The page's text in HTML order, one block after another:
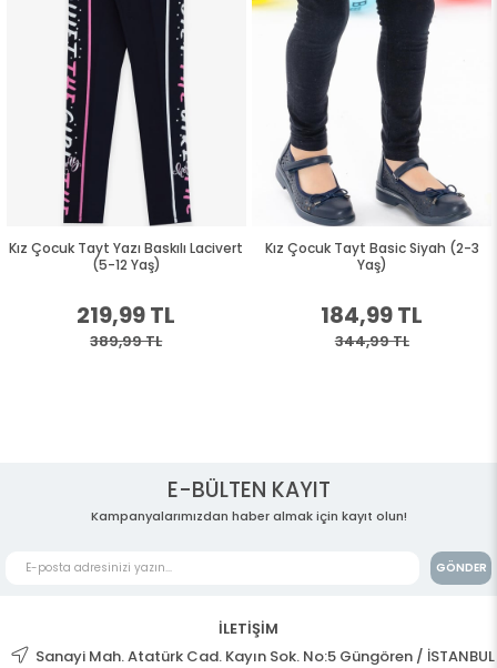
Kız Çocuk Tayt Yazı Baskılı Lacivert
(5-12 Yaş)
219,99 TL
389,99 TL
Kız Çocuk Tayt Basic Siyah (2-3
Yaş)
184,99 TL
344,99 TL
E-BÜLTEN KAYIT
Kampanyalarımızdan haber almak için kayıt olun!
GÖNDER
İLETİŞİM
Sanayi Mah. Atatürk Cad. Kayın Sok. No:5 Güngören / İSTANBUL